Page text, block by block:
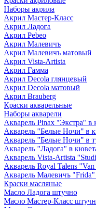
Наборы акрила
Акрил Мастер-Класс
Акрил Ладога
Акрил Pebeo
Акрил Малевичъ
Акрил Малевичъ матовый
Акрил Vista-Artista
Акрил Гамма
Акрил Decola глянцевый
Акрил Decola матовый
Акрил Brauberg
Краски акварельные
Наборы акварели
Акварель Pinax "Экстра" в
Акварель "Белые Ночи" в
Акварель "Белые Ночи" в
Акварель "Ладога" в
Акварель Vista-Artista
Акварель Royal Talens
Акварель Малевичъ "Frida"
Краски масляные
Масло Ладога штучно
Масло Мастер-Класс